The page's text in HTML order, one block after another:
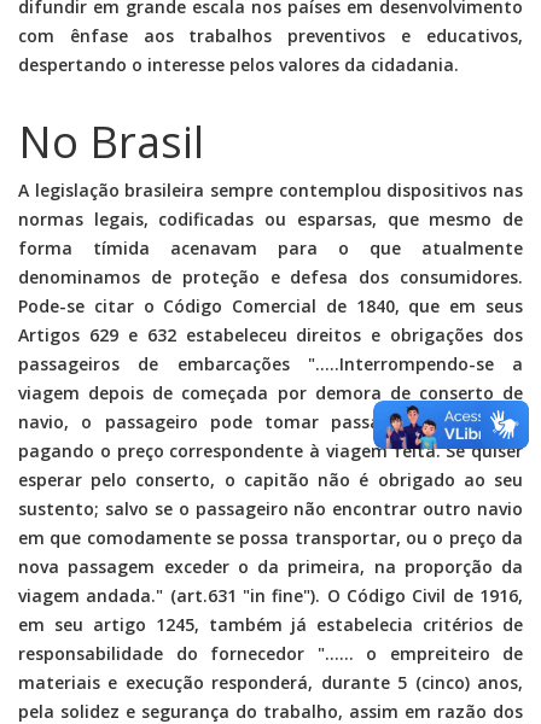
difundir em grande escala nos países em desenvolvimento
com ênfase aos trabalhos preventivos e educativos,
despertando o interesse pelos valores da cidadania.
No Brasil
A legislação brasileira sempre contemplou dispositivos nas
normas legais, codificadas ou esparsas, que mesmo de
forma tímida acenavam para o que atualmente
denominamos de proteção e defesa dos consumidores.
Pode-se citar o Código Comercial de 1840, que em seus
Artigos 629 e 632 estabeleceu direitos e obrigações dos
passageiros de embarcações ".....Interrompendo-se a
viagem depois de começada por demora de conserto de
navio, o passageiro pode tomar passagem em outro,
pagando o preço correspondente à viagem feita. Se quiser
esperar pelo conserto, o capitão não é obrigado ao seu
sustento; salvo se o passageiro não encontrar outro navio
em que comodamente se possa transportar, ou o preço da
nova passagem exceder o da primeira, na proporção da
viagem andada." (art.631 "in fine"). O Código Civil de 1916,
em seu artigo 1245, também já estabelecia critérios de
responsabilidade do fornecedor "...... o empreiteiro de
materiais e execução responderá, durante 5 (cinco) anos,
pela solidez e segurança do trabalho, assim em razão dos